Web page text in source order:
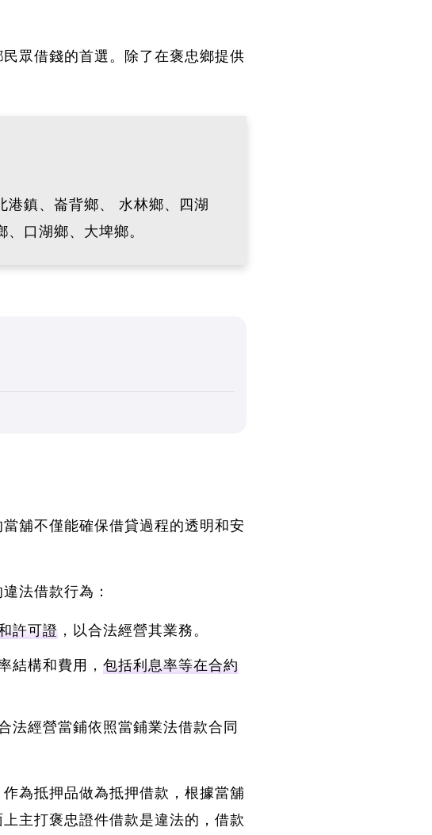
民眾借錢的首選。除了在褒忠鄉提供
港鎮、崙背鄉、 水林鄉、四湖
口湖鄉、大埤鄉。
當舖不僅能確保借貸過程的透明和安
法借款行為：
許可證 ，以合法經營其業務。
結構和費用， 包括利息率等在合約
合法經營當鋪依照當鋪業法借款合同
為抵押品做為抵押借款，根據當舖
上主打褒忠證件借款是違法的，借款